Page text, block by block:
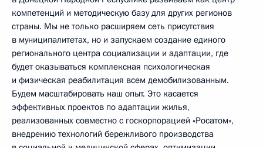
компетенций и методическую базу для других регионов
страны. Мы не только расширяем сеть присутствия
в муниципалитетах, но и запускаем создание единого
регионального центра социализации и адаптации, где
будет оказываться комплексная психологическая
и физическая реабилитация всем демобилизованным.
Будем масштабировать наш опыт. Это касается
эффективных проектов по адаптации жилья,
реализованных совместно с госкорпорацией «Росатом»,
внедрению технологий бережливого производства